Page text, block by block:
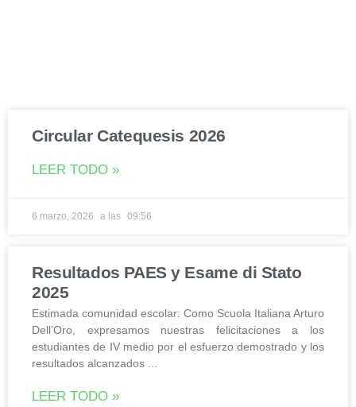
Circular Catequesis 2026
LEER TODO »
6 marzo, 2026 09:56
Resultados PAES y Esame di Stato
2025
Estimada comunidad escolar: Como Scuola Italiana Arturo
Dell’Oro, expresamos nuestras felicitaciones a los
estudiantes de IV medio por el esfuerzo demostrado y los
resultados alcanzados
LEER TODO »